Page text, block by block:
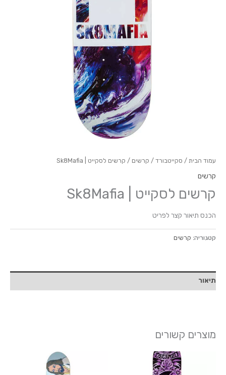
עמוד הבית / סקייטבורד / קרשים / קרשים לסקייט | Sk8Mafia
קרשים
קרשים לסקייט | Sk8Mafia
הכנס תיאור קצר לפריט
קטגוריה: קרשים
תיאור
מוצרים קשורים